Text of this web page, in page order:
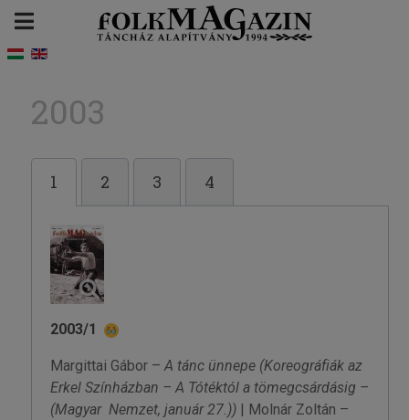
2003
1 2 3 4
2003/1
Margittai Gábor –A tánc ünnepe (Koreográfiák az
Erkel Színházban – A Tótéktól a tömegcsárdásig –
(Magyar Nemzet, január 27.))| Molnár Zoltán –